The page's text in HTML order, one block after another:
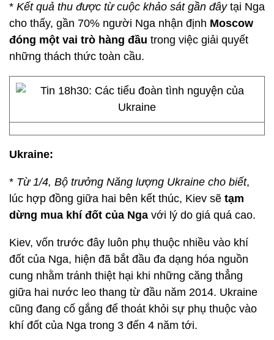
* Kết quả thu được từ cuộc khảo sát gần đâytại Nga
cho thấy, gần 70% người Nga nhận định Moscow
đóng một vai trò hàng đầu trong việc giải quyết
những thách thức toàn cầu.
Ukraine:
* Từ 1/4, Bộ trưởng Năng lượng Ukraine cho biết,
lúc hợp đồng giữa hai bên kết thúc, Kiev sẽ tạm
dừng mua khí đốt của Nga với lý do giá quá cao.
Kiev, vốn trước đây luôn phụ thuộc nhiều vào khí
đốt của Nga, hiện đã bắt đầu đa dạng hóa nguồn
cung nhằm tránh thiệt hại khi những căng thẳng
giữa hai nước leo thang từ đầu năm 2014. Ukraine
cũng đang cố gắng để thoát khỏi sự phụ thuộc vào
khí đốt của Nga trong 3 đến 4 năm tới.